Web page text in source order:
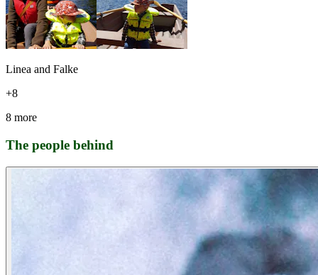
Linea and Falke
+8
8 more
The people behind